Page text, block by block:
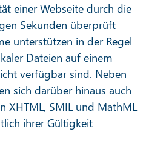
einer Webseite durch die
Sekunden überprüft
unterstützen in der Regel
Dateien auf einem
verfügbar sind. Neben
sich darüber hinaus auch
XHTML, SMIL und MathML
ihrer Gültigkeit